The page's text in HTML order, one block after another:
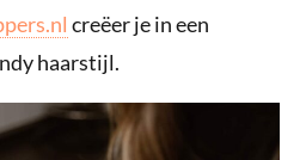
creëer je in een
haarstijl.